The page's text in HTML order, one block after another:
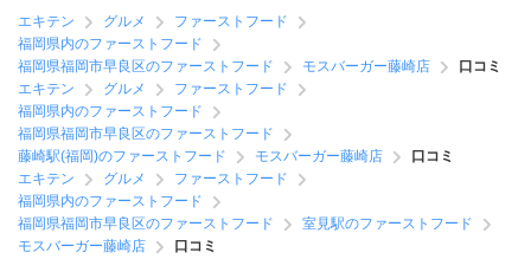
エキテン グルメ
ファーストフード
福岡県内のファーストフード
福岡県福岡市早良区のファーストフード
モスバーガー藤崎店
口コミ
エキテン
グルメ
ファーストフード
福岡県内のファーストフード
福岡県福岡市早良区のファーストフード
藤崎駅(福岡)のファーストフード
モスバーガー藤崎店
口コミ
エキテン
グルメ
ファーストフード
福岡県内のファーストフード
福岡県福岡市早良区のファーストフード
室見駅のファーストフード
モスバーガー藤崎店
口コミ